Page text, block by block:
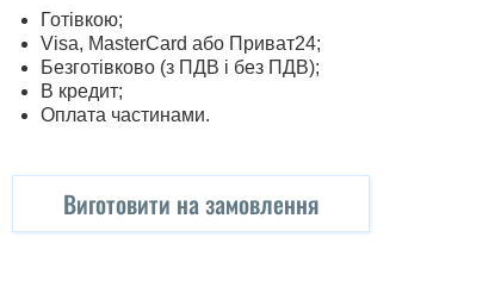
Готівкою;
Visa, MasterСard або Приват24;
Безготівково (з ПДВ і без ПДВ);
В кредит;
Оплата частинами.
Виготовити на замовлення